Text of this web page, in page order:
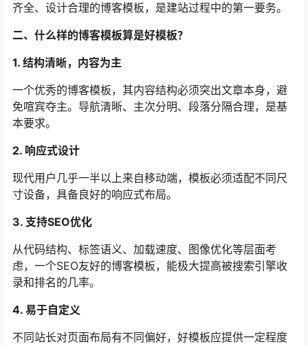
齐全、设计合理的博客模板，是建站过程中的第一要务。
二、什么样的博客模板算是好模板？
1. 结构清晰，内容为主
一个优秀的博客模板，其内容结构必须突出文章本身，避
免喧宾夺主。导航清晰、主次分明、段落分隔合理，是基
本要求。
2. 响应式设计
现代用户几乎一半以上来自移动端，模板必须适配不同尺
寸设备，具备良好的响应式布局。
3. 支持SEO优化
从代码结构、标签语义、加载速度、图像优化等层面考
虑，一个SEO友好的博客模板，能极大提高被搜索引擎收
录和排名的几率。
4. 易于自定义
不同站长对页面布局有不同偏好，好模板应提供一定程度